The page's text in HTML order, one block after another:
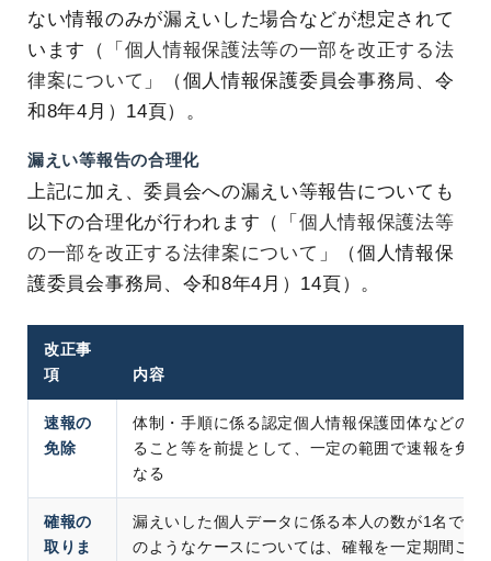
ない情報のみが漏えいした場合などが想定されて
います（「 個人情報保護法等の一部を改正する法
律案について 」（個人情報保護委員会事務局、令
和8年4月）14頁）。
漏えい等報告の合理化
上記に加え、委員会への漏えい等報告についても
以下の合理化が行われます（「 個人情報保護法等
の一部を改正する法律案について 」（個人情報保
護委員会事務局、令和8年4月）14頁）。
改正事
項
内容
速報の
免除
体制・手順に係る認定個人情報保護団体などの
ること等を前提として、一定の範囲で速報を免
なる
確報の
取りま
漏えいした個人データに係る本人の数が1名であ
のようなケースについては、確報を一定期間ご